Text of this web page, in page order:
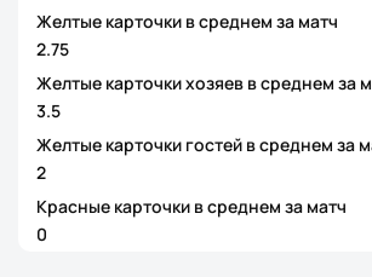
Желтые карточки в среднем за матч
2.75
Желтые карточки хозяев в среднем за
3.5
Желтые карточки гостей в среднем за
2
Красные карточки в среднем за матч
0